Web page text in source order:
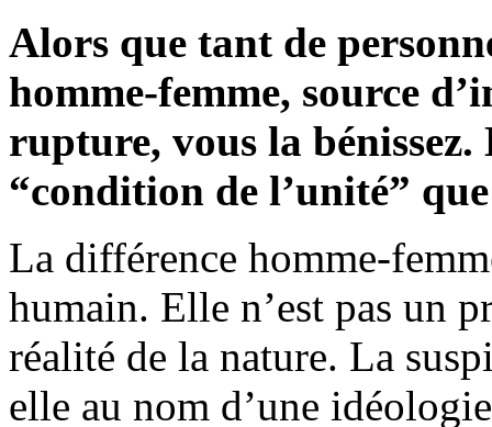
Alors que tant de
homme-femme, source
rupture, vous la bénissez.
“condition de l’unité”
La différence homme-
humain. Elle n’est pas un
réalité de la nature. La
elle au nom d’une